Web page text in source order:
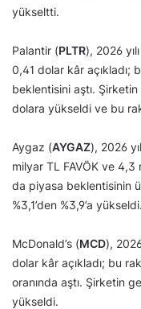
yükseltti.
Palantir (PLTR), 2026
0,41 dolar kâr açıkladı;
beklentisini aştı. Şirketin
dolara yükseldi ve bu
Aygaz (AYGAZ), 2026
milyar TL FAVÖK ve 4,3
da piyasa beklentisinin
%3,1’den %3,9’a yükseldi.
McDonald’s (MCD),
dolar kâr açıkladı; bu
oranında aştı. Şirketin
yükseldi.